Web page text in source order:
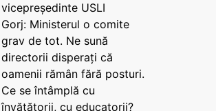
vicepreședinte USLI
Gorj: Ministerul o comite
grav de tot. Ne sună
directorii disperați că
oamenii rămân fără posturi.
Ce se întâmplă cu
învățătorii, cu educatorii?